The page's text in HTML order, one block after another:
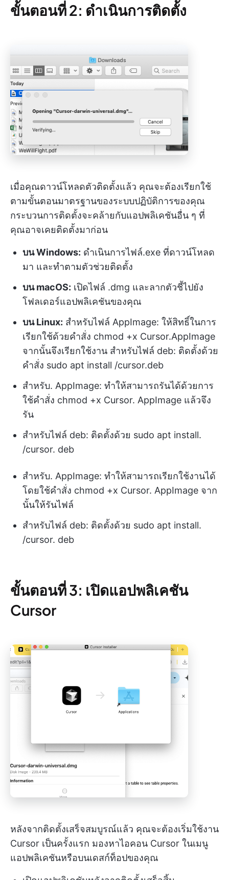
ขั้นตอนที่ 2: ดำเนินการติดตั้ง
เมื่อคุณดาวน์โหลดตัวติดตั้งแล้ว คุณจะต้องเรียกใช้
ตามขั้นตอนมาตรฐานของระบบปฏิบัติการของคุณ
กระบวนการติดตั้งจะคล้ายกับแอปพลิเคชันอื่น ๆ ที่
คุณอาจเคยติดตั้งมาก่อน
บน Windows: ดำเนินการไฟล์.exe ที่ดาวน์โหลด
มา และทำตามตัวช่วยติดตั้ง
บน macOS: เปิดไฟล์ .dmg และลากตัวชี้ไปยัง
โฟลเดอร์แอปพลิเคชันของคุณ
บน Linux: สำหรับไฟล์ AppImage: ให้สิทธิ์ในการ
เรียกใช้ด้วยคำสั่ง chmod +x Cursor.AppImage
จากนั้นจึงเรียกใช้งาน สำหรับไฟล์ deb: ติดตั้งด้วย
คำสั่ง sudo apt install /cursor.deb
สำหรับ. AppImage: ทำให้สามารถรันได้ด้วยการ
ใช้คำสั่ง chmod +x Cursor. AppImage แล้วจึง
รัน
สำหรับไฟล์ deb: ติดตั้งด้วย sudo apt install.
/cursor. deb
สำหรับ. AppImage: ทำให้สามารถเรียกใช้งานได้
โดยใช้คำสั่ง chmod +x Cursor. AppImage จาก
นั้นให้รันไฟล์
สำหรับไฟล์ deb: ติดตั้งด้วย sudo apt install.
/cursor. deb
ขั้นตอนที่ 3: เปิดแอปพลิเคชัน
Cursor
หลังจากติดตั้งเสร็จสมบูรณ์แล้ว คุณจะต้องเริ่มใช้งาน
Cursor เป็นครั้งแรก มองหาไอคอน Cursor ในเมนู
แอปพลิเคชันหรือบนเดสก์ท็อปของคุณ